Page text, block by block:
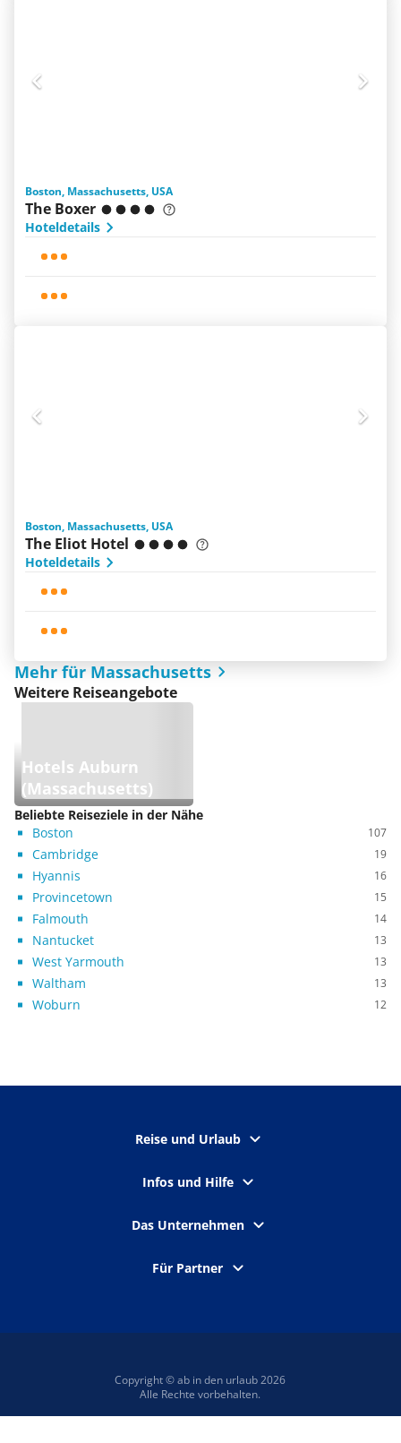
Boston, Massachusetts, USA
The Boxer
Hoteldetails
Boston, Massachusetts, USA
The Eliot Hotel
Hoteldetails
Mehr für Massachusetts
Weitere Reiseangebote
Hotels Auburn
(Massachusetts)
Beliebte Reiseziele in der Nähe
Boston
107
Cambridge 19
Hyannis 16
Provincetown 15
Falmouth 14
Nantucket 13
West Yarmouth 13
Waltham 13
Woburn 12
Reise und Urlaub
Infos und Hilfe
Das Unternehmen
Für Partner
Copyright © ab in den urlaub 2026
Alle Rechte vorbehalten.